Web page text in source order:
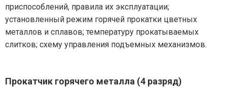
приспособлений, правила их эксплуатации;
установленный режим горячей прокатки цветных
металлов и сплавов; температуру прокатываемых
слитков; схему управления подъемных механизмов.
Прокатчик горячего металла (4 разряд)